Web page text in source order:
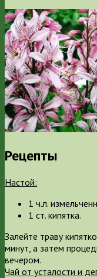
Рецепты
Настой:
1 ч.л.
1 ст. кипятка.
Залейте траву
минут, а затем
вечером.
Чай от усталости и